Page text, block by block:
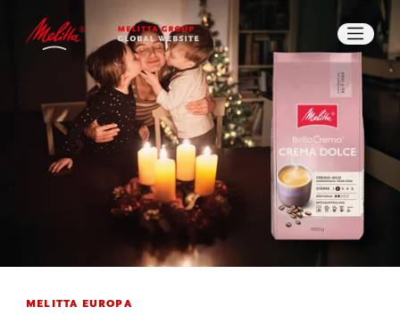
STORIES
KARRIERE
PRESSE
DOWNLOADS
KONTAKT
MELITTA EUROPA